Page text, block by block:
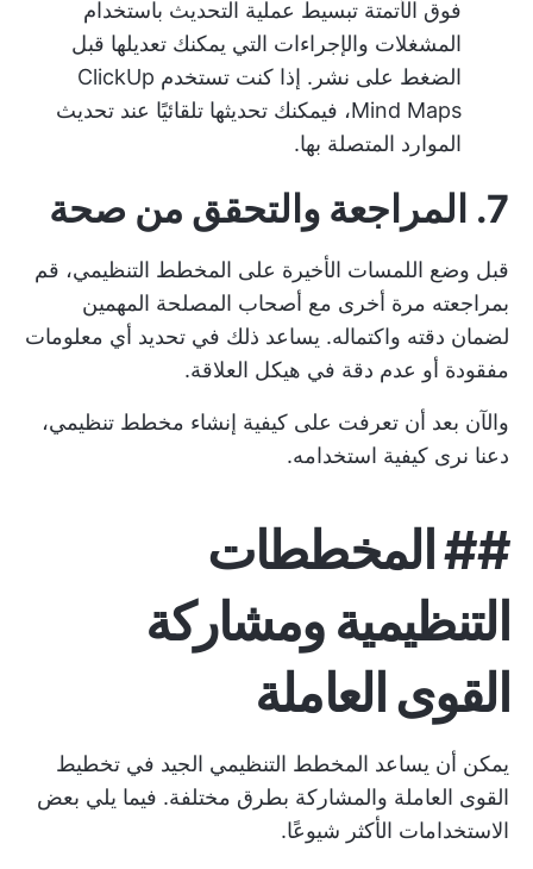
فوق الأتمتة تبسيط عملية التحديث باستخدام
المشغلات والإجراءات التي يمكنك تعديلها قبل
الضغط على نشر. إذا كنت تستخدم ClickUp
Mind Maps، فيمكنك تحديثها تلقائيًا عند تحديث
الموارد المتصلة بها.
7. المراجعة والتحقق من صحة
قبل وضع اللمسات الأخيرة على المخطط التنظيمي، قم
بمراجعته مرة أخرى مع أصحاب المصلحة المهمين
لضمان دقته واكتماله. يساعد ذلك في تحديد أي معلومات
مفقودة أو عدم دقة في هيكل العلاقة.
والآن بعد أن تعرفت على كيفية إنشاء مخطط تنظيمي،
دعنا نرى كيفية استخدامه.
## المخططات
التنظيمية ومشاركة
القوى العاملة
يمكن أن يساعد المخطط التنظيمي الجيد في تخطيط
القوى العاملة والمشاركة بطرق مختلفة. فيما يلي بعض
الاستخدامات الأكثر شيوعًا.